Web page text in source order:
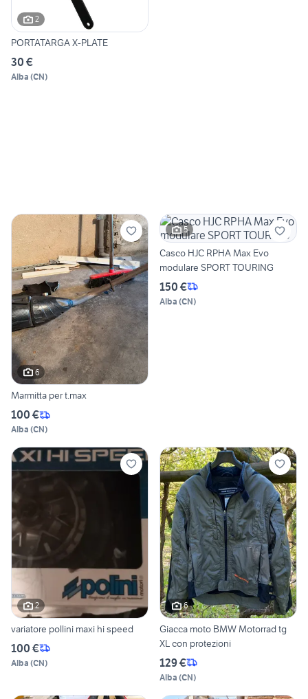
2
PORTATARGA X-PLATE
30 €
Alba (CN)
6
Marmitta per t.max
100 €
Alba (CN)
5
Casco HJC RPHA Max Evo
modulare SPORT TOURING
150 €
Alba (CN)
2
variatore pollini maxi hi speed
100 €
Alba (CN)
6
Giacca moto BMW Motorrad tg
XL con protezioni
129 €
Alba (CN)